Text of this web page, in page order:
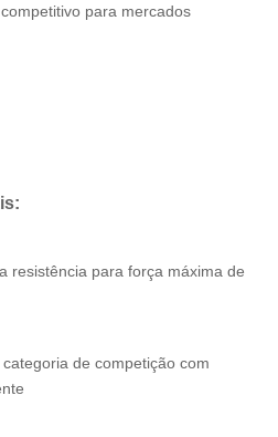
para mercados
resistência para força máxima de
de competição com